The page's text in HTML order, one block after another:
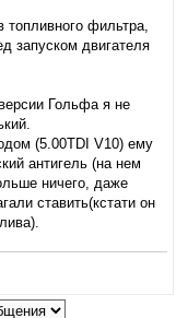
топливного фильтра,
запуском двигателя
Гольфа я не
(5.00TDI V10) ему
антигель (на нем
ничего, даже
ставить(кстати он